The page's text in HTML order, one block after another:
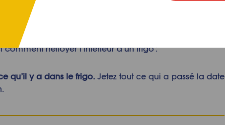
son frigo
lancer le chronomètre !
comment nettoyer l’intérieur d’un frigo:
qu’il y a dans le frigo.Jetez tout ce qui a passé la date